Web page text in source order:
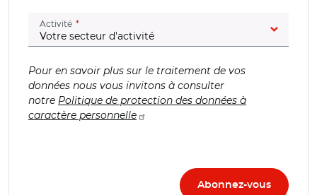
Activité (champ obligatoire)
Pour en savoir plus sur le traitement de vos
données nous vous invitons à consulter
notre Politique de protection des données à
caractère personnelle